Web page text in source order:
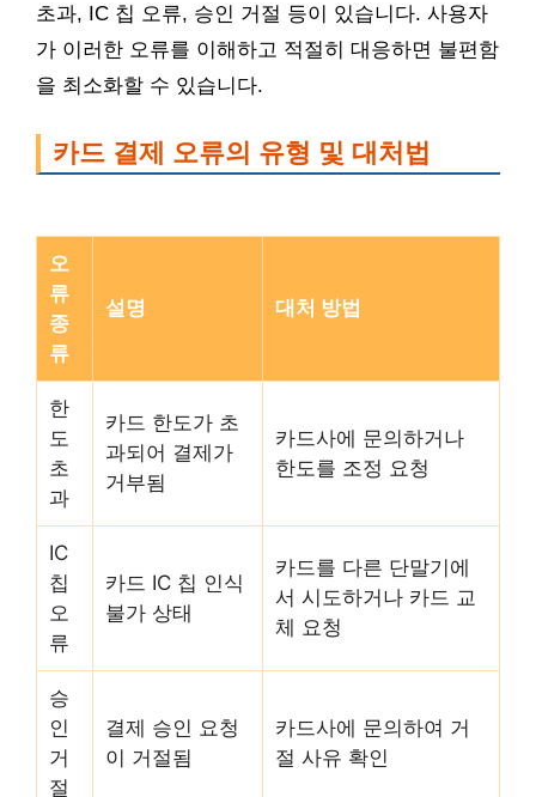
초과, IC 칩 오류, 승인 거절 등이 있습니다. 사용자
가 이러한 오류를 이해하고 적절히 대응하면 불편함
을 최소화할 수 있습니다.
카드 결제 오류의 유형 및 대처법
오
류
종
류
설명 대처 방법
한
도
초
과
카드 한도가 초
과되어 결제가
거부됨
카드사에 문의하거나
한도를 조정 요청
IC
칩
오
류
카드 IC 칩 인식
불가 상태
카드를 다른 단말기에
서 시도하거나 카드 교
체 요청
승
인
거
절
결제 승인 요청
이 거절됨
카드사에 문의하여 거
절 사유 확인